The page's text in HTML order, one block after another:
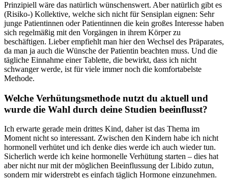
Prinzipiell wäre das natürlich wünschenswert. Aber natürlich gibt es
(Risiko-) Kollektive, welche sich nicht für Sensiplan eignen: Sehr
junge Patientinnen oder Patientinnen die kein großes Interesse haben
sich regelmäßig mit den Vorgängen in ihrem Körper zu
beschäftigen. Lieber empfiehlt man hier den Wechsel des Präparates,
da man ja auch die Wünsche der Patientin beachten muss. Und die
tägliche Einnahme einer Tablette, die bewirkt, dass ich nicht
schwanger werde, ist für viele immer noch die komfortabelste
Methode.
Welche Verhütungsmethode nutzt du aktuell und
wurde die Wahl durch deine Studien beeinflusst?
Ich erwarte gerade mein drittes Kind, daher ist das Thema im
Moment nicht so interessant. Zwischen den Kindern habe ich nicht
hormonell verhütet und ich denke dies werde ich auch wieder tun.
Sicherlich werde ich keine hormonelle Verhütung starten – dies hat
aber nicht nur mit der möglichen Beeinflussung der Libido zutun,
sondern mir widerstrebt es einfach täglich Hormone einzunehmen.